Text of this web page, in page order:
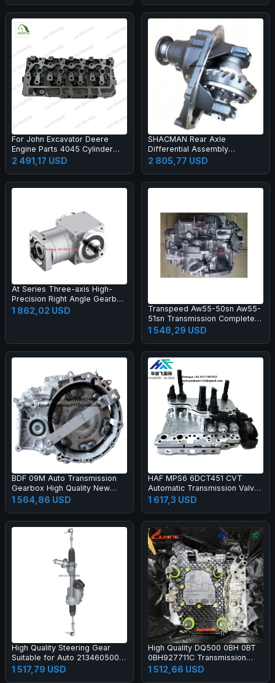
For John Excavator Deere
Engine Parts 4045 Cylinder
Head
2 491,17 USD
SHACMAN Rear Axle
Differential Assembly
81.35100.6428
2 805,77 USD
At Series Three-axis High-
Precision Right Angle Gearbox
with Spiral Bevel Gear for
Machinery Farm Industry
1 862,02 USD
Transpeed Aw55-50sn Aw55-
51sn Transmission Complete
Gearbox
1 548,29 USD
BDF 09M Auto Transmission
Gearbox High Quality New
Gear Boxes Transmission
Systems for VW
1 564,86 USD
HAF MPS6 6DCT451 CVT
Automatic Transmission Valve
Body Control Module Unit
Mechatronics 6DCT451 TCU
1 617,3 USD
High Quality Steering Gear
Suitable for Auto 2134605001
2134601801 Steering Rack
Pinion and Rack Assembly
1 517,79 USD
High Quality DQ500 0BH 0BT
0BH927711C Transmission
Mechatronic with Contorl Unit
Solenoids Fits for Audi VW
1 512,66 USD